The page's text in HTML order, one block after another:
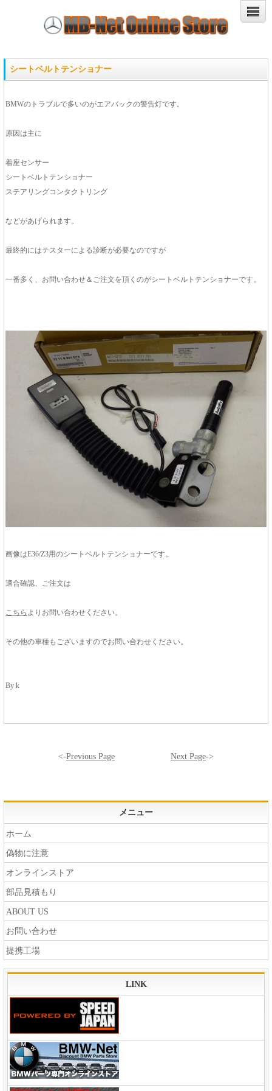
シートベルトテンショナー
BMWのトラブルで多いのがエアバックの警告灯です。
原因は主に
着座センサー
シートベルトテンショナー
ステアリングコンタクトリング
などがあげられます。
最終的にはテスターによる診断が必要なのですが
一番多く、お問い合わせ＆ご注文を頂くのがシートベルトテンショナーです。
画像はE36/Z3用のシートベルトテンショナーです。
適合確認、ご注文は
こちら よりお問い合わせください。
その他の車種もございますのでお問い合わせください。
By k
<-Previous Page Next Page->
メニュー
ホーム
偽物に注意
オンラインストア
部品見積もり
ABOUT US
お問い合わせ
提携工場
LINK